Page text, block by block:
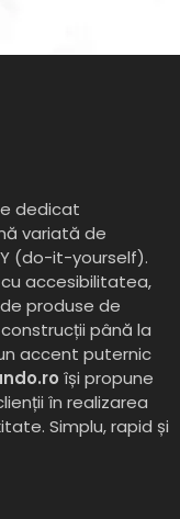
dedicat
variată de
(do-it-yourself).
accesibilitatea,
produse de
până la
accent puternic
își propune
în realizarea
Simplu, rapid și